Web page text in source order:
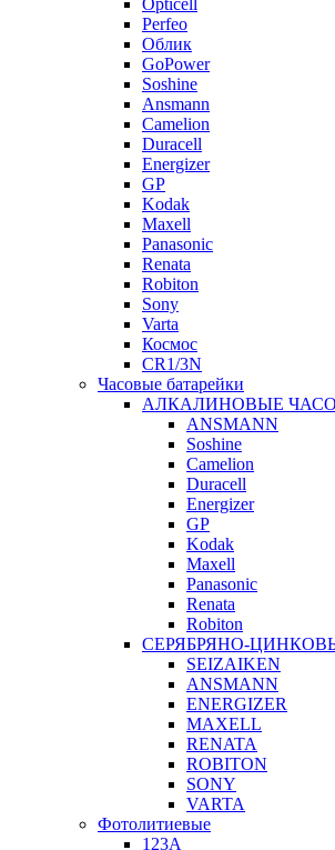
Opticell
Perfeo
Облик
GoPower
Soshine
Ansmann
Camelion
Duracell
Energizer
GP
Kodak
Maxell
Panasonic
Renata
Robiton
Sony
Varta
Космос
CR1/3N
Часовые батарейки
АЛКАЛИНОВЫЕ
ANSMANN
Soshine
Camelion
Duracell
Energizer
GP
Kodak
Maxell
Panasonic
Renata
Robiton
СЕРЯБРЯНО-
SEIZAIKEN
ANSMANN
ENERGIZER
MAXELL
RENATA
ROBITON
SONY
VARTA
Фотолитиевые
123A